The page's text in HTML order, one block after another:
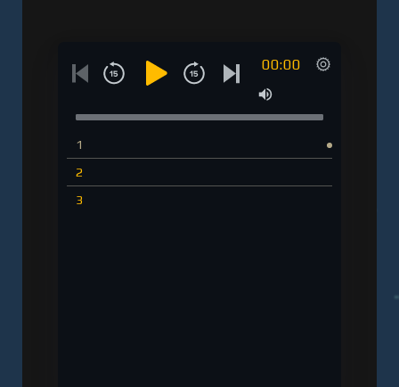
00:00
1
2
3